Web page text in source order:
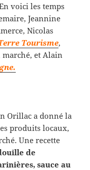
voici les temps
Jeannine
Nicolas
Tourisme,
et Alain
Orillac a donné la
produits locaux,
Une recette
de
sauce au